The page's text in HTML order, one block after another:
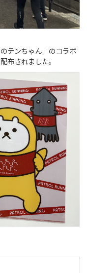
テンちゃん」のコラボ
布されました。